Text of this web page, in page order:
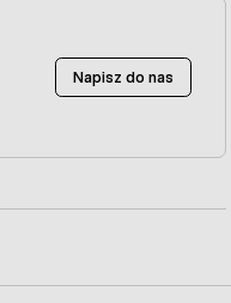
Napisz do nas